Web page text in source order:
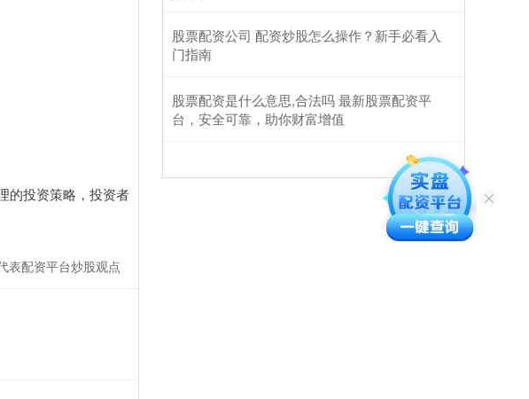
的投资策略，投资者
表配资平台炒股观点
股票配资公司 配资炒股怎么操作？新手必看入
门指南
股票配资是什么意思,合法吗 最新股票配资平
台，安全可靠，助你财富增值